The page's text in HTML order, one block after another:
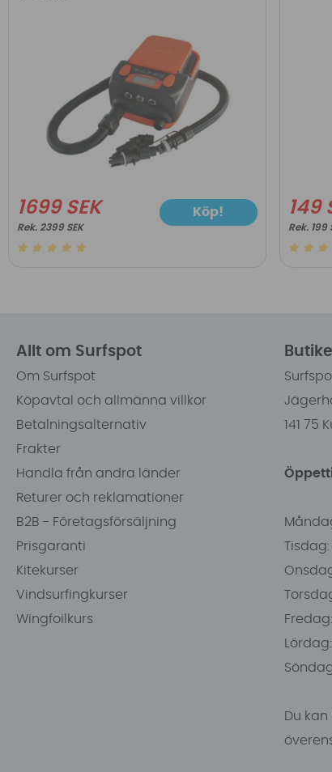
1699 SEK
2399 SEK
Köp! 149
199
Allt om Surfspot
Om Surfspot
Köpavtal och allmänna villkor
Betalningsalternativ
Frakter
Handla från andra länder
Returer och reklamationer
B2B - Företagsförsäljning
Prisgaranti
Kitekurser
Vindsurfingkurser
Wingfoilkurs
141 75
Tisdag:
Du